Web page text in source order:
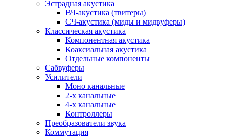
Эстрадная акустика
ВЧ-акустика (твитеры)
СЧ-акустика (миды и мидвуферы)
Классическая акустика
Компонентная акустика
Коаксиальная акустика
Отдельные компоненты
Сабвуферы
Усилители
Моно канальные
2-х канальные
4-х канальные
Контроллеры
Преобразователи звука
Коммутация